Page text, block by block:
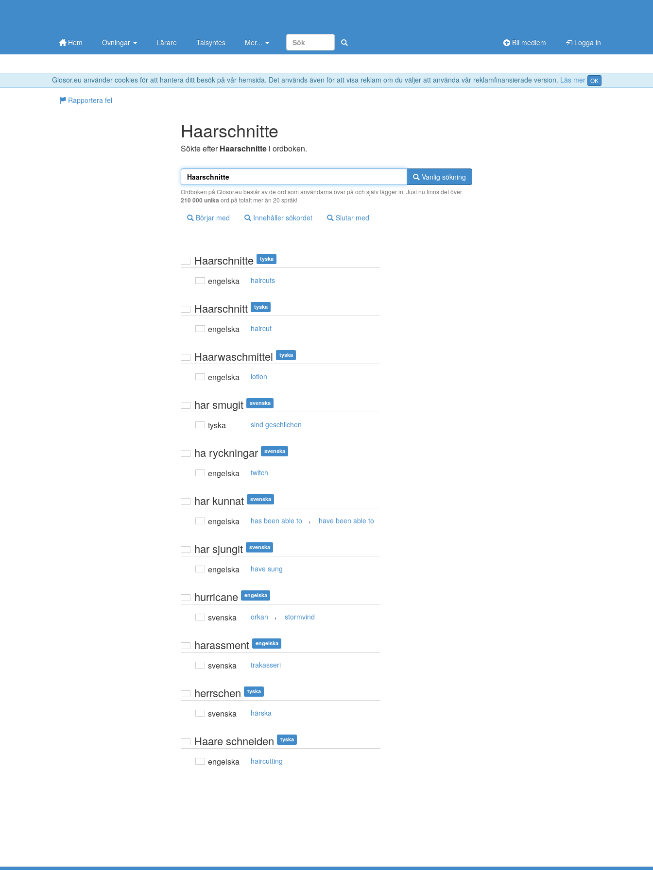
Glosor.eu använder cookies för att hantera ditt besök på vår hemsida. Det används även för att visa reklam om du väljer att använda vår reklamfinansierade version. Läs mer OK
Hem Övningar Lärare Talsyntes Mer... Bli medlem Logga in
Rapportera fel
Haarschnitte
Sökte efterHaarschnitte i ordboken.
Vanlig sökning
Ordboken på Glosor.eu består av de ord som användarna övar på och själv lägger in. Just nu finns det över
210 000 unika ord på totalt mer än 20 språk!
Börjar med Innehåller sökordet Slutar med
Haarschnitte tyska
engelska haircuts
Haarschnitt tyska
engelska haircut
Haarwaschmittel tyska
engelska lotion
har smugit svenska
tyska sind geschlichen
ha ryckningar svenska
engelska twitch
har kunnat svenska
engelska has been able to , have been able to
har sjungit svenska
engelska have sung
hurricane engelska
svenska orkan , stormvind
harassment engelska
svenska trakasseri
herrschen tyska
svenska härska
Haare schneiden tyska
engelska haircutting